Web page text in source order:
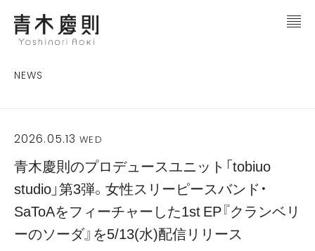
NEWS
2026.05.13WED
青木慶則のプロデュースユニット「tobiuo
studio」第3弾。女性スリーピースバンド・
SaToAをフィーチャーした1st EP『クランベリ
ーのソーダ』を5/13(水)配信リリース